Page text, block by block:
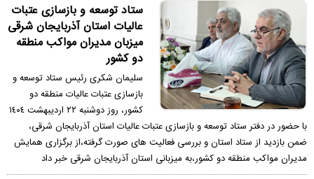
ستاد توسعه و بازسازى عتبات
عاليات استان آذربايجان شرقى
ميزبان مديران مواكب منطقه
دو كشور
سليمان شكرى رئيس ستاد توسعه و
بازسازى عتبات عاليات منطقه دو
كشور، روز دوشنبه ٢٢ ارديبهشت ١٤٠٤
با حضور در دفتر ستاد توسعه و بازسازى عتبات عاليات استان آذربايجان شرقى،
ضمن بازديد از ستاد استان و بررسى فعاليت هاى صورت گرفته،از برگزارى همايش
مديران مواكب منطقه دو كشور،به ميزبانى استان آذربايجان شرقى خبر داد